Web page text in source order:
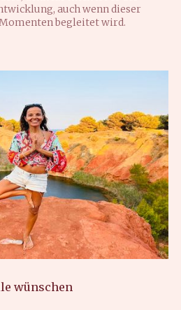
auch wenn dieser
begleitet wird.
wünschen